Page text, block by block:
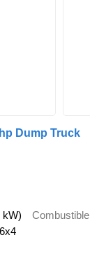
Dump Truck
kW) Combustible
6x4